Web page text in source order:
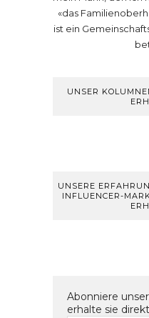
«das
ist ein
UNSER
UNSERE
INFLUENCER-
Abonniere
erhalte sie